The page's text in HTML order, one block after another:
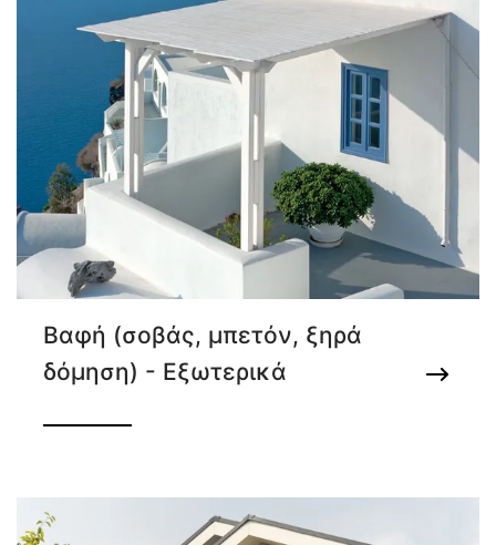
Βαφή (σοβάς, μπετόν, ξηρά
δόμηση) - Εξωτερικά